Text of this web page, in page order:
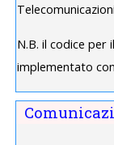
N.B. il codice per
implementato